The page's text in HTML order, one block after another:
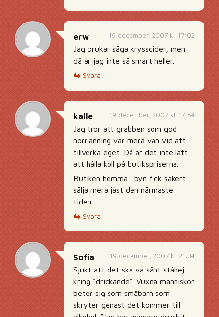
19 december, 2007 kl. 17:02
erw
Jag brukar säga krysscider, men
då är jag inte så smart heller.
Svara
19 december, 2007 kl. 17:54
kalle
Jag tror att grabben som god
norrlänning var mera van vid att
tillverka eget. Då är det inte lätt
att hålla koll på butikspriserna.
Butiken hemma i byn fick säkert
sälja mera jäst den närmaste
tiden.
Svara
19 december, 2007 kl. 21:34
Sofia
Sjukt att det ska va sånt ståhej
kring ”drickande”. Vuxna människor
beter sig som småbarn som
skryter genast det kommer till